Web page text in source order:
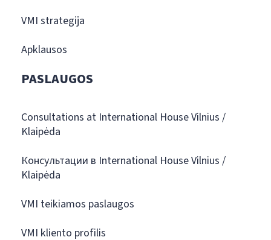
VMI strategija
Apklausos
PASLAUGOS
Consultations at International House Vilnius /
Klaipėda
Консультации в International House Vilnius /
Klaipėda
VMI teikiamos paslaugos
VMI kliento profilis